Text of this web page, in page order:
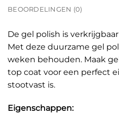
BEOORDELINGEN (0)
De gel polish is
Met deze duurzame gel
weken behouden. Maak
top coat voor een perfect
stootvast is.
Eigenschappen: